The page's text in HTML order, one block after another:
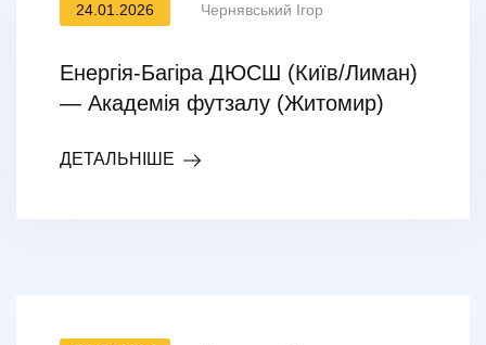
24.01.2026 Чернявський Ігор
Енергія-Багіра ДЮСШ (Київ/Лиман)
— Академія футзалу (Житомир)
ДЕТАЛЬНІШЕ